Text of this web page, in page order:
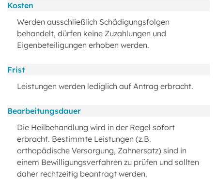
Kosten
Werden ausschließlich Schädigungsfolgen
behandelt, dürfen keine Zuzahlungen und
Eigenbeteiligungen erhoben werden.
Frist
Leistungen werden lediglich auf Antrag erbracht.
Bearbeitungsdauer
Die Heilbehandlung wird in der Regel sofort
erbracht. Bestimmte Leistungen (z.B.
orthopädische Versorgung, Zahnersatz) sind in
einem Bewilligungsverfahren zu prüfen und sollten
daher rechtzeitig beantragt werden.